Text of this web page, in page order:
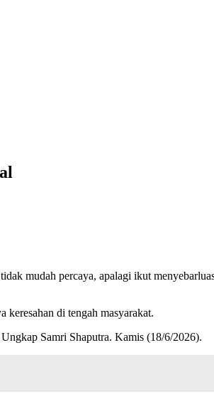
mudah percaya, apalagi ikut
keresahan di tengah masyarakat.
Samri Shaputra. Kamis (18/6/2026).